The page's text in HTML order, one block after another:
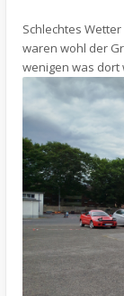
Schlechtes
waren wohl der
wenigen was dort